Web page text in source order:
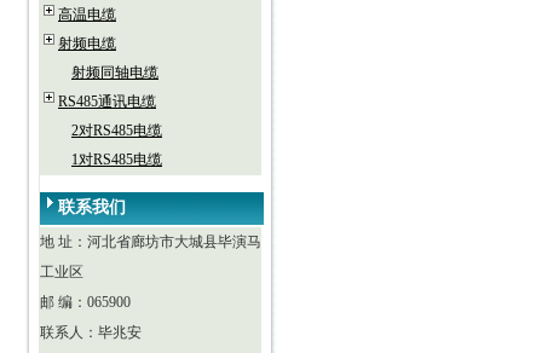
高温电缆
射频电缆
射频同轴电缆
RS485通讯电缆
2对RS485电缆
1对RS485电缆
联系我们
地 址：河北省廊坊市大城县毕演马
工业区
邮 编：065900
联系人：毕兆安